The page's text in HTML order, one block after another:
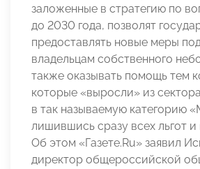
заложенные в стратегию по
до 2030 года, позволят
предоставлять новые меры
владельцам собственного
также оказывать помощь тем
которые «выросли» из
в так называемую категорию
лишившись сразу всех льгот
Об этом «Газете.Ru» заявил
директор общероссийской